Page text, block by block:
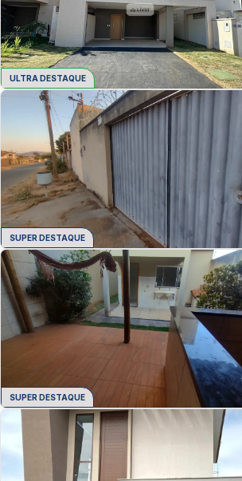
ULTRA DESTAQUE
SUPER DESTAQUE
SUPER DESTAQUE